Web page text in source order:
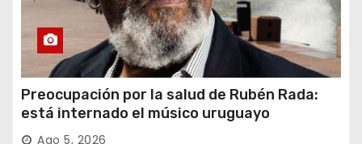
Preocupación por la salud de Rubén Rada:
está internado el músico uruguayo
Ago 5, 2026